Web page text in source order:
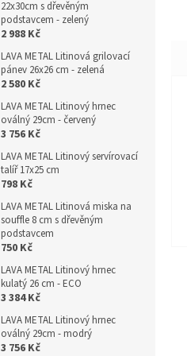
22x30cm s dřevěným
podstavcem - zelený
2 988 Kč
LAVA METAL Litinová grilovací
pánev 26x26 cm - zelená
2 580 Kč
LAVA METAL Litinový hrnec
oválný 29cm - červený
3 756 Kč
LAVA METAL Litinový servírovací
talíř 17x25 cm
798 Kč
LAVA METAL Litinová miska na
souffle 8 cm s dřevěným
podstavcem
750 Kč
LAVA METAL Litinový hrnec
kulatý 26 cm - ECO
3 384 Kč
LAVA METAL Litinový hrnec
oválný 29cm - modrý
3 756 Kč